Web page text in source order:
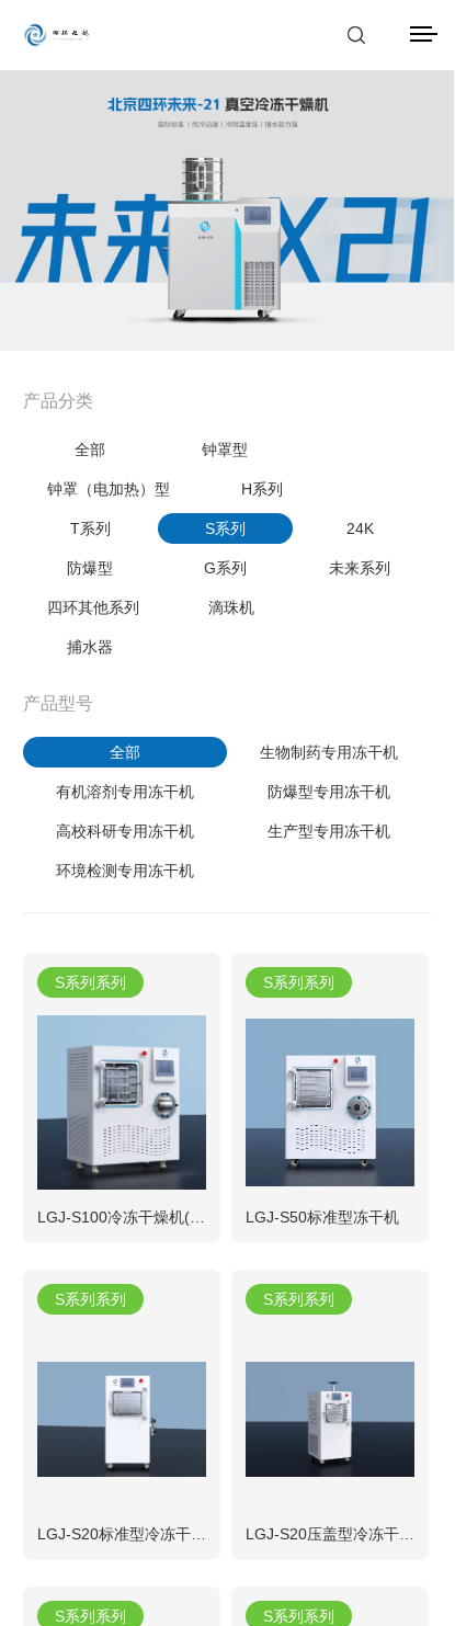
解决方案
应用案例
关于我们
产品分类
全部 钟罩型
钟罩（电加热）型 H系列
T系列 S系列 24K
防爆型 G系列 未来系列
四环其他系列 滴珠机
捕水器
产品型号
全部 生物制药专用冻干机
有机溶剂专用冻干机 防爆型专用冻干机
高校科研专用冻干机 生产型专用冻干机
环境检测专用冻干机
S系列系列
LGJ-S100冷冻干燥机(可定制)
S系列系列
LGJ-S50标准型冻干机
S系列系列
LGJ-S20标准型冷冻干燥机
S系列系列
LGJ-S20压盖型冷冻干燥机
S系列系列 S系列系列